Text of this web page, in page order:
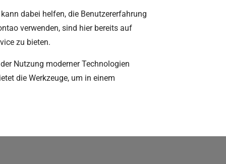
dabei helfen, die Benutzererfahrung
verwenden, sind hier bereits auf
zu bieten.
Nutzung moderner Technologien
die Werkzeuge, um in einem